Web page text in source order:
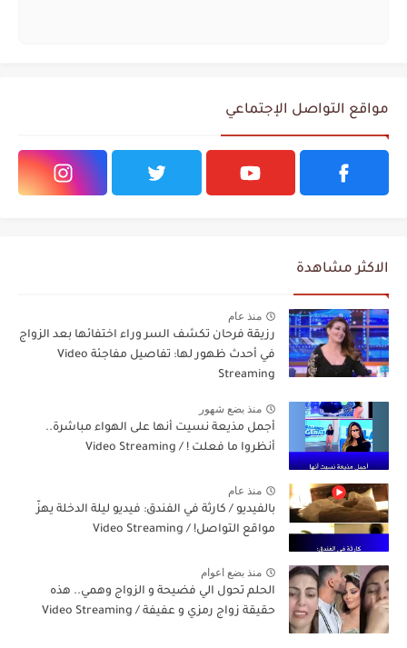
مواقع التواصل الإجتماعي
الاكثر مشاهدة
منذ عام
رزيقة فرحان تكشف السر وراء اختفائها بعد الزواج
في أحدث ظهور لها: تفاصيل مفاجئة Video
Streaming
منذ بضع شهور
أجمل مذيعة نسيت أنها على الهواء مباشرة..
أنظروا ما فعلت ! / Video Streaming
منذ عام
بالفيديو / كارثة في الفندق: فيديو ليلة الدخلة يهزّ
مواقع التواصل! / Video Streaming
منذ بضع اعوام
الحلم تحول الي فضيحة و الزواج وهمي.. هذه
حقيقة زواج رمزي و عفيفة / Video Streaming